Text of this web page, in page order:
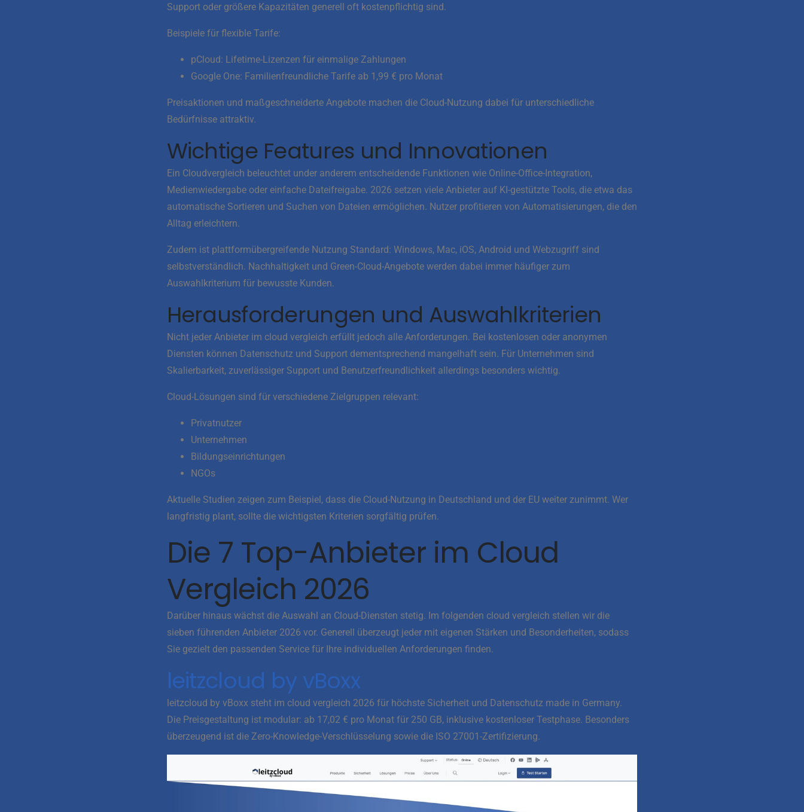
Support oder größere Kapazitäten generell oft kostenpflichtig sind.
Beispiele für flexible Tarife:
pCloud: Lifetime-Lizenzen für einmalige Zahlungen
Google One: Familienfreundliche Tarife ab 1,99 € pro Monat
Preisaktionen und maßgeschneiderte Angebote machen die Cloud-Nutzung dabei für unterschiedliche
Bedürfnisse attraktiv.
Wichtige Features und Innovationen
Ein Cloudvergleich beleuchtet under anderem entscheidende Funktionen wie Online-Office-Integration,
Medienwiedergabe oder einfache Dateifreigabe. 2026 setzen viele Anbieter auf KI-gestützte Tools, die etwa das
automatische Sortieren und Suchen von Dateien ermöglichen. Nutzer profitieren von Automatisierungen, die den
Alltag erleichtern.
Zudem ist plattformübergreifende Nutzung Standard: Windows, Mac, iOS, Android und Webzugriff sind
selbstverständlich. Nachhaltigkeit und Green-Cloud-Angebote werden dabei immer häufiger zum
Auswahlkriterium für bewusste Kunden.
Herausforderungen und Auswahlkriterien
Nicht jeder Anbieter im cloud vergleich erfüllt jedoch alle Anforderungen. Bei kostenlosen oder anonymen
Diensten können Datenschutz und Support dementsprechend mangelhaft sein. Für Unternehmen sind
Skalierbarkeit, zuverlässiger Support und Benutzerfreundlichkeit allerdings besonders wichtig.
Cloud-Lösungen sind für verschiedene Zielgruppen relevant:
Privatnutzer
Unternehmen
Bildungseinrichtungen
NGOs
Aktuelle Studien zeigen zum Beispiel, dass die Cloud-Nutzung in Deutschland und der EU weiter zunimmt. Wer
langfristig plant, sollte die wichtigsten Kriterien sorgfältig prüfen.
Die 7 Top-Anbieter im Cloud
Vergleich 2026
Darüber hinaus wächst die Auswahl an Cloud-Diensten stetig. Im folgenden cloud vergleich stellen wir die
sieben führenden Anbieter 2026 vor. Generell überzeugt jeder mit eigenen Stärken und Besonderheiten, sodass
Sie gezielt den passenden Service für Ihre individuellen Anforderungen finden.
leitzcloud by vBoxx
leitzcloud by vBoxx steht im cloud vergleich 2026 für höchste Sicherheit und Datenschutz made in Germany.
Die Preisgestaltung ist modular: ab 17,02 € pro Monat für 250 GB, inklusive kostenloser Testphase. Besonders
überzeugend ist die Zero-Knowledge-Verschlüsselung sowie die ISO 27001-Zertifizierung.